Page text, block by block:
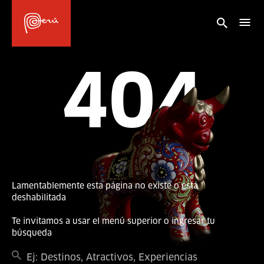
404
Lamentablemente esta página no existe o está
deshabilitada
Te invitamos a usar el menú superior o ingresar tu
búsqueda